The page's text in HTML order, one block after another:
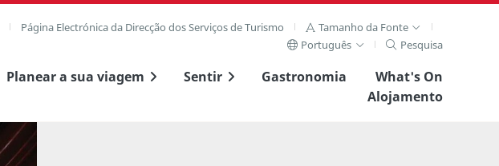
Página Electrónica da Direcção dos Serviços de Turismo
Tamanho da Fonte
Português
Pesquisa
Planear a sua viagem Sentir Gastronomia
What's On
Alojamento